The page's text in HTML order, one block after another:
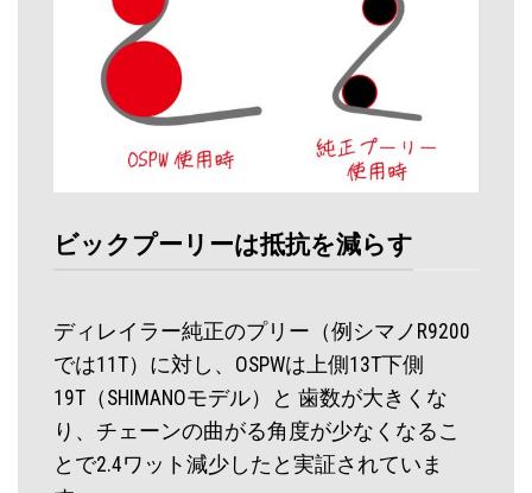
ビックプーリーは抵抗を減らす
ディレイラー純正のプリー（例シマノR9200
では11T）に対し、OSPWは上側13T下側
19T（SHIMANOモデル）と 歯数が大きくな
り、チェーンの曲がる角度が少なくなるこ
とで2.4ワット減少したと実証されていま